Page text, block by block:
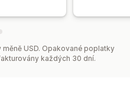
USD. Opakované poplatky
každých 30 dní.